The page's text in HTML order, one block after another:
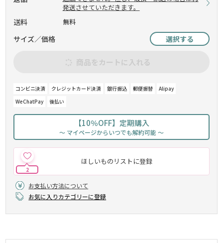
発送させていただきます。
送料 無料
サイズ／価格 選択する
商品をカートに入れる
コンビニ決済 クレジットカード決済 銀行振込 郵便振替
Alipay
WeChatPay
後払い
【10％OFF】定期購入
～ マイページからいつでも解約可能 ～
ほしいものリストに登録
2
お支払い方法について
お気に入りカテゴリーに登録